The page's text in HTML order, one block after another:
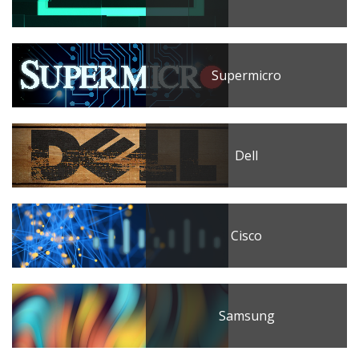
Supermicro
Dell
Cisco
Samsung